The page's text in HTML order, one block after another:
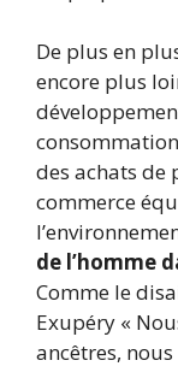
De plus en
encore plus
des achats de
commerce
de l’homme
Comme le
Exupéry «
ancêtres,